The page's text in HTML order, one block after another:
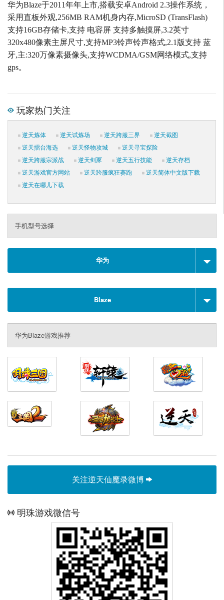
华为Blaze于2011年年上市,搭载安卓Android 2.3操作系统，
采用直板外观,256MB RAM机身内存,MicroSD (TransFlash)
支持16GB存储卡,支持 电容屏 支持多触摸屏,3.2英寸
320x480像素主屏尺寸,支持MP3铃声铃声格式,2.1版支持 蓝
牙,主:320万像素摄像头,支持WCDMA/GSM网络模式,支持
gps。
玩家热门关注
逆天炼体 逆天试炼场 逆天跨服三界
逆天截图
逆天擂台海选
逆天怪物攻城
逆天寻宝探险
逆天跨服宗派战
逆天剑冢 逆天五行技能
逆天存档
逆天游戏官方网站
逆天跨服疯狂赛跑
逆天简体中文版下载
逆天在哪儿下载
手机型号选择
华为
Blaze
华为Blaze游戏推荐
关注逆天仙魔录微博
明珠游戏微信号